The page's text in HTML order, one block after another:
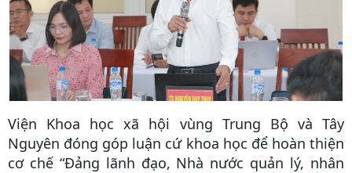
Viện Khoa học xã hội vùng Trung Bộ và Tây
Nguyên đóng góp luận cứ khoa học để hoàn thiện
cơ chế “Đảng lãnh đạo, Nhà nước quản lý, nhân